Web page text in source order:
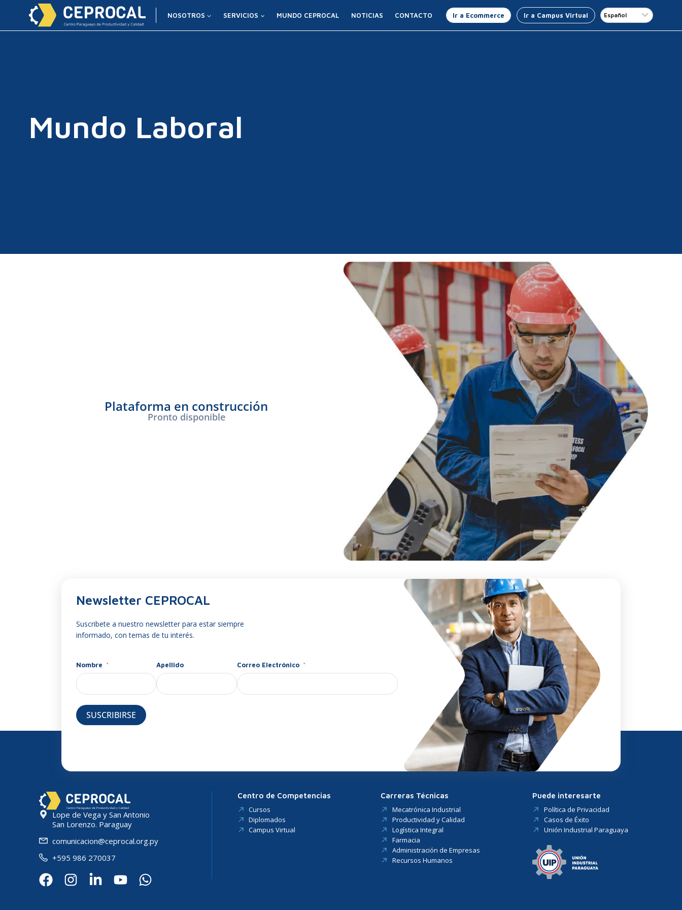
NOSOTROS SERVICIOS MUNDO CEPROCAL NOTICIAS CONTACTO Ir a Ecommerce Ir a Campus Virtual
Mundo Laboral
Plataforma en construcción
Pronto disponible
Newsletter CEPROCAL
Suscribete a nuestro newsletter para estar siempre
informado, con temas de tu interés.
Nombre Apellido Correo Electrónico
SUSCRIBIRSE
Lope de Vega y San Antonio
San Lorenzo. Paraguay
comunicacion@ceprocal.org.py
+595 986 270037
Centro de Competencias
Cursos
Diplomados
Campus Virtual
Carreras Técnicas
Mecatrónica Industrial
Productividad y Calidad
Logística Integral
Farmacia
Administración de Empresas
Recursos Humanos
Puede interesarte
Política de Privacidad
Casos de Éxito
Unión Industrial Paraguaya